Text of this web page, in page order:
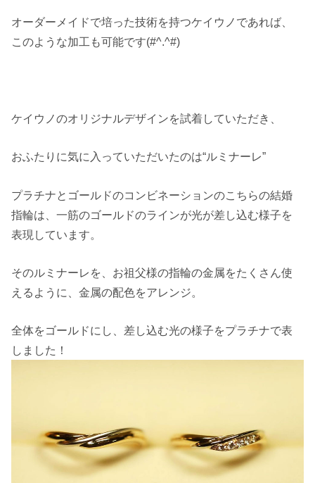
オーダーメイドで培った技術を持つケイウノであれば、
このような加工も可能です(#^.^#)
ケイウノのオリジナルデザインを試着していただき、
おふたりに気に入っていただいたのは“ルミナーレ”
プラチナとゴールドのコンビネーションのこちらの結婚
指輪は、一筋のゴールドのラインが光が差し込む様子を
表現しています。
そのルミナーレを、お祖父様の指輪の金属をたくさん使
えるように、金属の配色をアレンジ。
全体をゴールドにし、差し込む光の様子をプラチナで表
しました！